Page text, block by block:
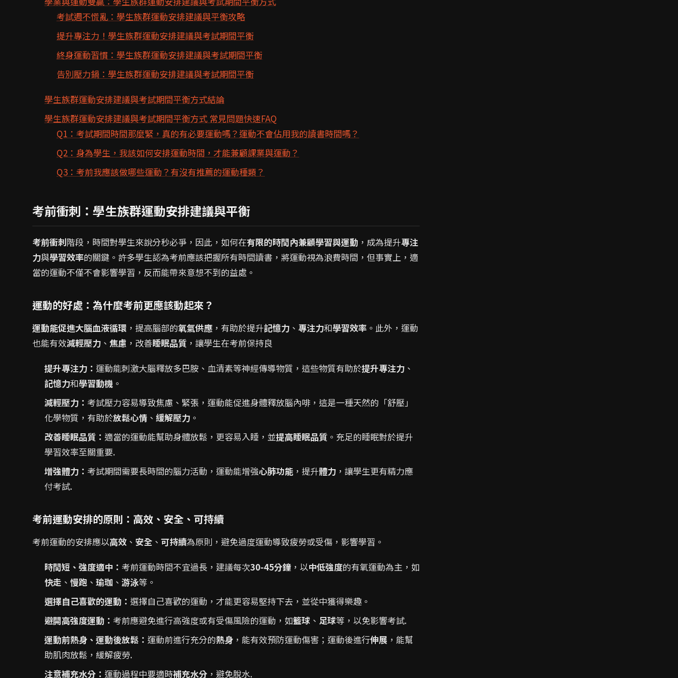
考試週不慌亂：學生族群運動安排建議與平衡攻略
提升專注力！學生族群運動安排建議與考試期間平衡
終身運動習慣：學生族群運動安排建議與考試期間平衡
告別壓力鍋：學生族群運動安排建議與考試期間平衡
學生族群運動安排建議與考試期間平衡方式結論
學生族群運動安排建議與考試期間平衡方式 常見問題快速FAQ
Q1：考試期間時間那麼緊，真的有必要運動嗎？運動不會佔用我的讀書時間嗎？
Q2：身為學生，我該如何安排運動時間，才能兼顧課業與運動？
Q3：考前我應該做哪些運動？有沒有推薦的運動種類？
考前衝刺：學生族群運動安排建議與平衡
考前衝刺階段，時間對學生來說分秒必爭，因此，如何在有限的時間內兼顧學習與運動 ，成為提升專注
力與學習效率的關鍵。許多學生認為考前應該把握所有時間讀書，將運動視為浪費時間，但事實上，適
當的運動不僅不會影響學習，反而能帶來意想不到的益處。
運動的好處：為什麼考前更應該動起來？
運動能促進大腦血液循環 ，提高腦部的氧氣供應 ，有助於提升記憶力 、 專注力和學習效率 。此外，運動
也能有效減輕壓力 、 焦慮 ，改善睡眠品質 ，讓學生在考前保持良
提升專注力： 運動能刺激大腦釋放多巴胺、血清素等神經傳導物質，這些物質有助於提升專注力 、
記憶力和學習動機 。
減輕壓力： 考試壓力容易導致焦慮、緊張，運動能促進身體釋放腦內啡，這是一種天然的「舒壓」
化學物質，有助於放鬆心情 、 緩解壓力 。
改善睡眠品質： 適當的運動能幫助身體放鬆，更容易入睡，並提高睡眠品質 。充足的睡眠對於提升
學習效率至關重要.
增強體力： 考試期間需要長時間的腦力活動，運動能增強心肺功能 ，提升體力 ，讓學生更有精力應
付考試.
考前運動安排的原則：高效、安全、可持續
考前運動的安排應以高效 、 安全 、 可持續為原則，避免過度運動導致疲勞或受傷，影響學習。
時間短、強度適中： 考前運動時間不宜過長，建議每次30-45分鐘 ，以中低強度的有氧運動為主，如
快走 、 慢跑 、 瑜珈 、 游泳等。
選擇自己喜歡的運動： 選擇自己喜歡的運動，才能更容易堅持下去，並從中獲得樂趣。
避開高強度運動： 考前應避免進行高強度或有受傷風險的運動，如籃球 、 足球等，以免影響考試.
運動前熱身、運動後放鬆： 運動前進行充分的熱身 ，能有效預防運動傷害；運動後進行伸展 ，能幫
助肌肉放鬆，緩解疲勞.
注意補充水分： 運動過程中要適時補充水分 ，避免脫水.